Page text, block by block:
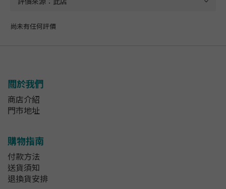
尚未有任何評價
關於我們
商店介紹
門市地址
購物指南
付款方法
送貨須知
退換貨安排